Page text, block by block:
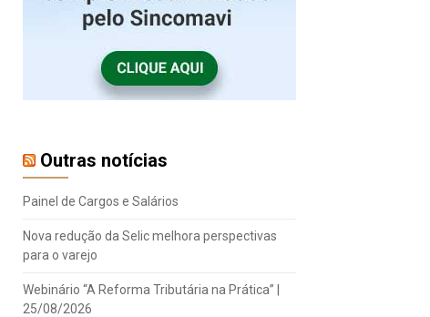
Outras notícias
Painel de Cargos e Salários
Nova redução da Selic melhora perspectivas
para o varejo
Webinário “A Reforma Tributária na Prática” |
25/08/2026